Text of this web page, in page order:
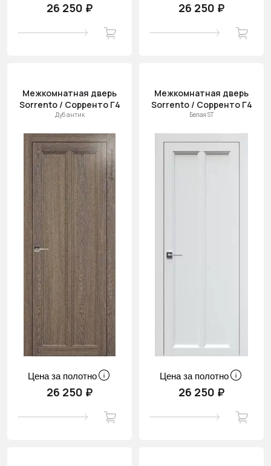
26 250 ₽ 26 250 ₽
Межкомнатная дверь
Sorrento / Сорренто Г4
Дуб антик
Цена за полотно
26 250 ₽
Межкомнатная дверь
Sorrento / Сорренто Г4
Белая ST
Цена за полотно
26 250 ₽